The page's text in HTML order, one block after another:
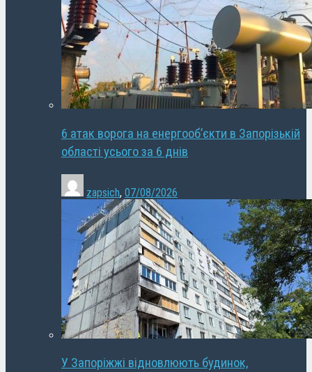
6 атак ворога на енергооб’єкти в Запорізькій
області усього за 6 днів
zapsich, 07/08/2026
У Запоріжжі відновлюють будинок,